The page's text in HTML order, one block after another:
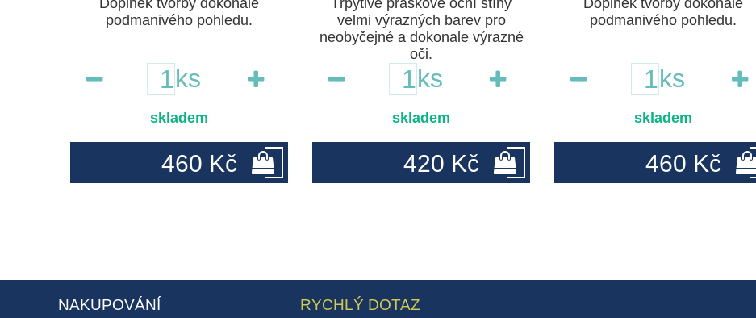
Doplněk tvorby dokonale
podmanivého pohledu.
ks
skladem
460 Kč
Třpytivé přáškové oční stíny
velmi výrazných barev pro
neobyčejné a dokonale výrazné
oči.
ks
skladem
420 Kč
Doplněk tvorby dokonale
podmanivého pohledu.
ks
skladem
460 Kč
NAKUPOVÁNÍ RYCHLÝ DOTAZ